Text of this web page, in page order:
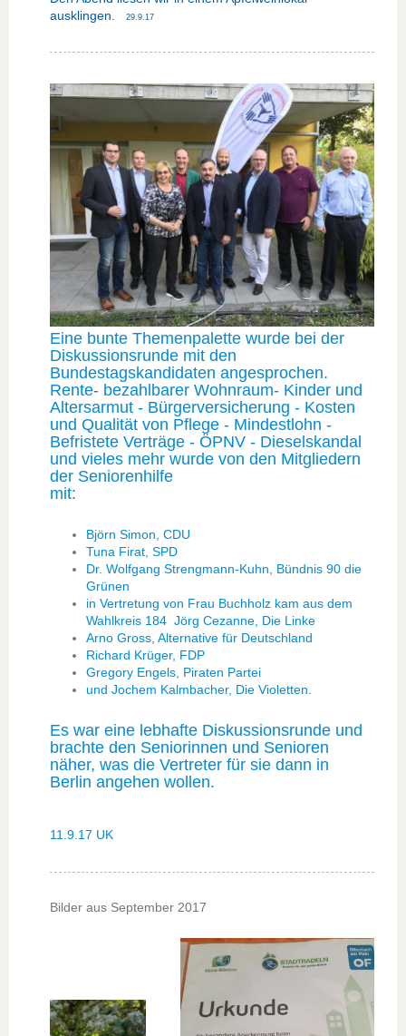
ausklingen.
29.9.17
Eine bunte Themenpalette wurde bei der
Diskussionsrunde mit den
Bundestagskandidaten angesprochen.
Rente- bezahlbarer Wohnraum- Kinder und
Altersarmut - Bürgerversicherung - Kosten
und Qualität von Pflege - Mindestlohn -
Befristete Verträge - ÖPNV - Dieselskandal
und vieles mehr wurde von den Mitgliedern
der Seniorenhilfe
mit:
Björn Simon, CDU
Tuna Firat, SPD
Dr. Wolfgang Strengmann-Kuhn, Bündnis 90 die
Grünen
in Vertretung von Frau Buchholz kam aus dem
Wahlkreis 184 Jörg Cezanne, Die Linke
Arno Gross, Alternative für Deutschland
Richard Krüger, FDP
Gregory Engels, Piraten Partei
und Jochem Kalmbacher, Die Violetten.
Es war eine lebhafte Diskussionsrunde und
brachte den Seniorinnen und Senioren
näher, was die Vertreter für sie dann in
Berlin angehen wollen.
11.9.17 UK
Bilder aus September 2017